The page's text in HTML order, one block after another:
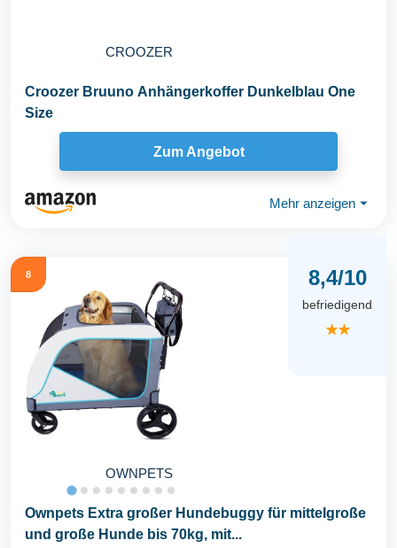
CROOZER
Croozer Bruuno Anhängerkoffer Dunkelblau One
Size
Zum Angebot
Mehr anzeigen ⏷
8
OWNPETS
8,4/10
befriedigend
★★
Ownpets Extra großer Hundebuggy für mittelgroße
und große Hunde bis 70kg, mit...